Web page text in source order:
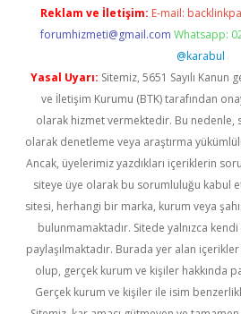
Reklam ve İletişim: E-mail:
forumhizmeti@gmail.com Whatsapp:
@karabul
Yasal Uyarı: Sitemiz, 5651 Sayılı
ve İletişim Kurumu (BTK) tarafından
olarak hizmet vermektedir. Bu
olarak denetleme veya araştırma
Ancak, üyelerimiz yazdıkları içeriklerin
siteye üye olarak bu sorumluluğu kabul
sitesi, herhangi bir marka, kurum veya
bulunmamaktadır. Sitede yalnızca kendi
paylaşılmaktadır. Burada yer alan
olup, gerçek kurum ve kişiler hakkında
Gerçek kurum ve kişiler ile isim